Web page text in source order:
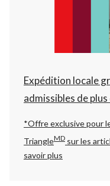
Expédition locale
admissibles de plus
*Offre exclusive pour
TriangleMD sur les
savoir plus